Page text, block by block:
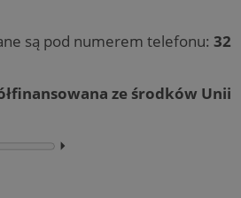
są pod numerem telefonu: 32
ze środków Unii
⏵︎